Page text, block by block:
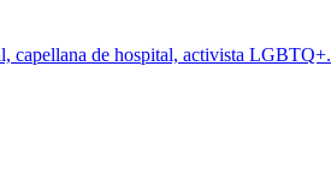
capellana de hospital, activista LGBTQ+.